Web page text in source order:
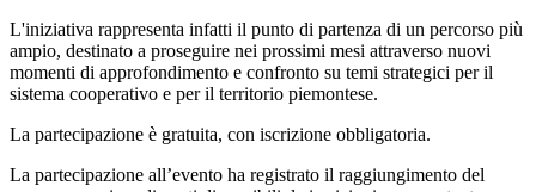
L'iniziativa rappresenta infatti il punto di partenza di un percorso più
ampio, destinato a proseguire nei prossimi mesi attraverso nuovi
momenti di approfondimento e confronto su temi strategici per il
sistema cooperativo e per il territorio piemontese.
La partecipazione è gratuita, con iscrizione obbligatoria.
La partecipazione all’evento ha registrato il raggiungimento del